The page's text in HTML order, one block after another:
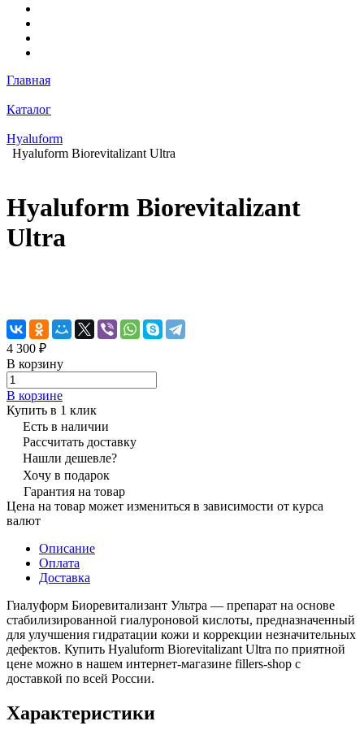
Главная
Каталог
Hyaluform
Hyaluform Biorevitalizant Ultra
Hyaluform Biorevitalizant
Ultra
4 300 ₽
В корзину
В корзине
Купить в 1 клик
Есть в наличии
Рассчитать доставку
Нашли дешевле?
Хочу в подарок
Гарантия на товар
Цена на товар может измениться в зависимости от курса
валют
Описание
Оплата
Доставка
Гиалуформ Биоревитализант Ультра — препарат на основе
стабилизированной гиалуроновой кислоты, предназначенный
для улучшения гидратации кожи и коррекции незначительных
дефектов. Купить Hyaluform Biorevitalizant Ultra по приятной
цене можно в нашем интернет-магазине fillers-shop с
доставкой по всей России.
Характеристики